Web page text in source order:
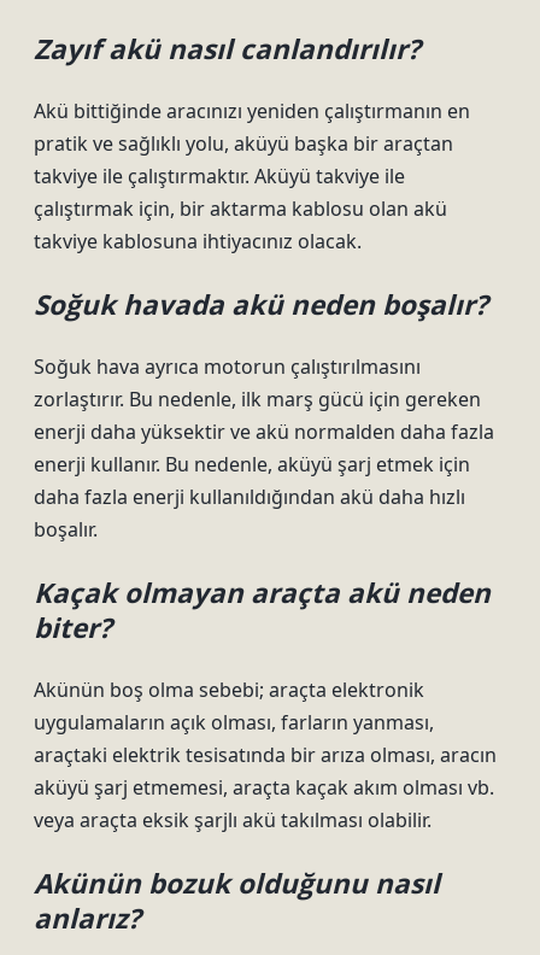
Zayıf akü nasıl canlandırılır?
Akü bittiğinde aracınızı yeniden çalıştırmanın en
pratik ve sağlıklı yolu, aküyü başka bir araçtan
takviye ile çalıştırmaktır. Aküyü takviye ile
çalıştırmak için, bir aktarma kablosu olan akü
takviye kablosuna ihtiyacınız olacak.
Soğuk havada akü neden boşalır?
Soğuk hava ayrıca motorun çalıştırılmasını
zorlaştırır. Bu nedenle, ilk marş gücü için gereken
enerji daha yüksektir ve akü normalden daha fazla
enerji kullanır. Bu nedenle, aküyü şarj etmek için
daha fazla enerji kullanıldığından akü daha hızlı
boşalır.
Kaçak olmayan araçta akü neden
biter?
Akünün boş olma sebebi; araçta elektronik
uygulamaların açık olması, farların yanması,
araçtaki elektrik tesisatında bir arıza olması, aracın
aküyü şarj etmemesi, araçta kaçak akım olması vb.
veya araçta eksik şarjlı akü takılması olabilir.
Akünün bozuk olduğunu nasıl
anlarız?